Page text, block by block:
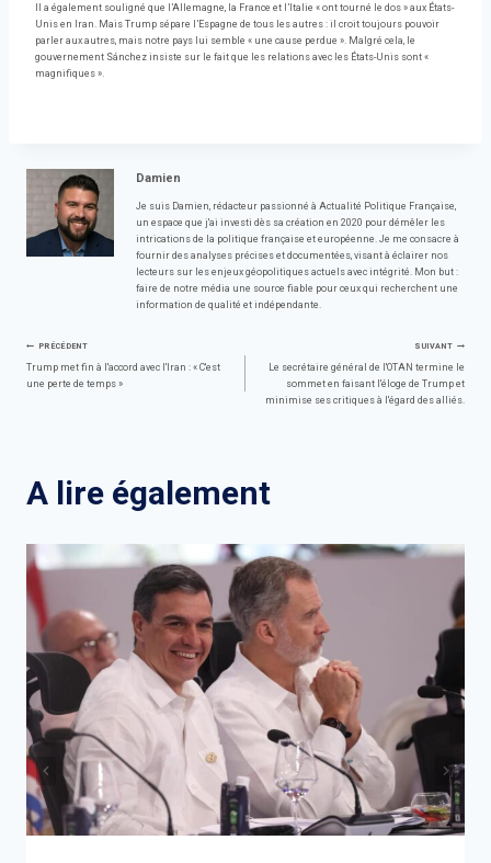
Il a également souligné que l’Allemagne, la France et l’Italie « ont tourné le dos » aux États-
Unis en Iran. Mais Trump sépare l’Espagne de tous les autres : il croit toujours pouvoir
parler aux autres, mais notre pays lui semble « une cause perdue ». Malgré cela, le
gouvernement Sánchez insiste sur le fait que les relations avec les États-Unis sont «
magnifiques ».
Damien
Je suis Damien, rédacteur passionné à Actualité Politique Française,
un espace que j'ai investi dès sa création en 2020 pour démêler les
intrications de la politique française et européenne. Je me consacre à
fournir des analyses précises et documentées, visant à éclairer nos
lecteurs sur les enjeux géopolitiques actuels avec intégrité. Mon but :
faire de notre média une source fiable pour ceux qui recherchent une
information de qualité et indépendante.
Navigation
PRÉCÉDENT
Trump met fin à l'accord avec l'Iran : « C'est
une perte de temps »
SUIVANT
Le secrétaire général de l'OTAN termine le
sommet en faisant l'éloge de Trump et
minimise ses critiques à l'égard des alliés.
A lire également